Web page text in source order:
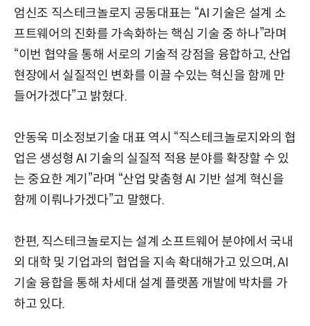
엄신조 직스테크놀로지 공동대표는 “AI 기술은 설계 소
프트웨어의 진화를 가속화하는 핵심 기술 중 하나”라며
“이번 협약을 통해 서로의 기술적 강점을 융합하고, 산업
현장에서 실질적인 변화를 이끌 수있는 혁신을 함께 만
들어가겠다”고 밝혔다.
안동욱 미소정보기술 대표 역시 “직스테크놀로지와의 협
업은 생성형 AI 기술의 실질적 적용 분야를 확장할 수 있
는 중요한 계기”라며 “산업 맞춤형 AI 기반 설계 혁신을
함께 이뤄나가겠다”고 말했다.
한편, 직스테크놀로지는 설계 소프트웨어 분야에서 국내
외 대학 및 기업과의 협업을 지속 확대해가고 있으며, AI
기술 융합을 통해 차세대 설계 플랫폼 개발에 박차를 가
하고 있다.